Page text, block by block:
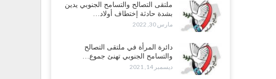
ملتقى التصالح والتسامح الجنوبي يدين
بشدة حادثة إختطاف أولاد…
مارس 30, 2022
دائرة المرأة في ملتقى التصالح
والتسامح الجنوبي تهنئ جموع…
ديسمبر 14, 2021